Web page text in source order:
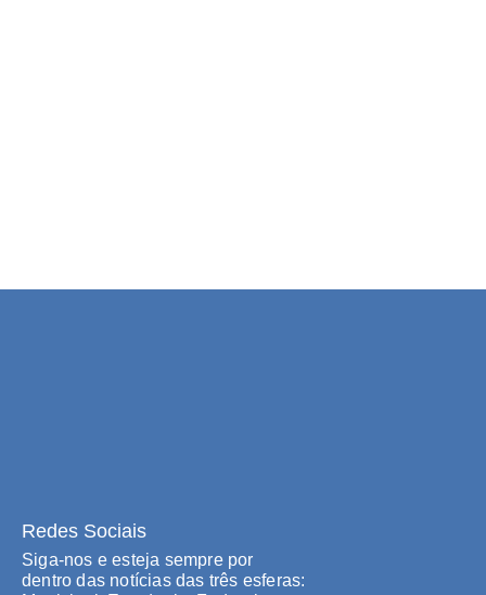
Redes Sociais
Siga-nos e esteja sempre por
dentro das notícias das três esferas: